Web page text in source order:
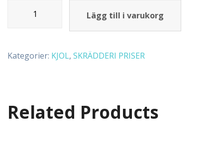
Lägg till i varukorg
Kategorier: KJOL, SKRÄDDERI PRISER
Related Products